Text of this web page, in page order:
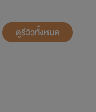
นะ"
พท่านจะทำอันใด"
ดูรีวิวทั้งหมด